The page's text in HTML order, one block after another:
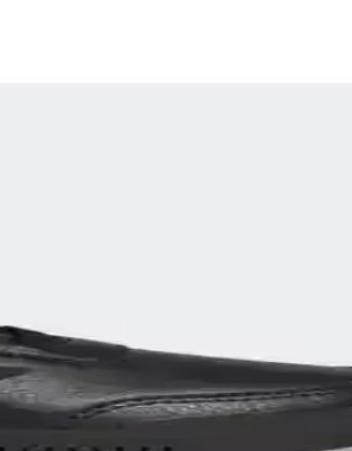
dengesiyle tercih edilen bu
malzemeleri ve suya dayanıklılığıyla